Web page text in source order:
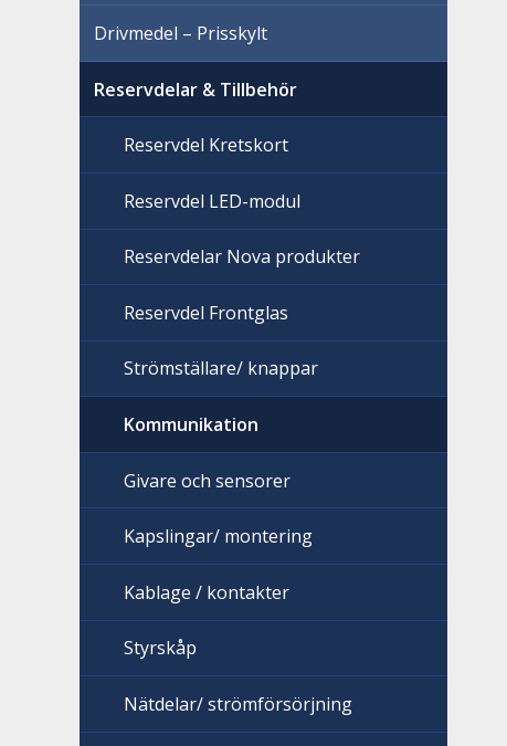
Drivmedel – Prisskylt
Reservdelar & Tillbehör
Reservdel Kretskort
Reservdel LED-modul
Reservdelar Nova produkter
Reservdel Frontglas
Strömställare/ knappar
Kommunikation
Givare och sensorer
Kapslingar/ montering
Kablage / kontakter
Styrskåp
Nätdelar/ strömförsörjning